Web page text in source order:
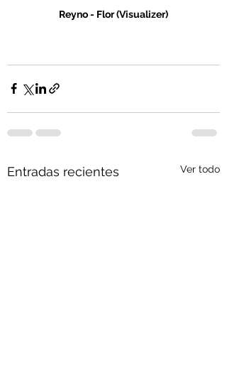
Reyno - Flor (Visualizer)
Entradas recientes Ver todo